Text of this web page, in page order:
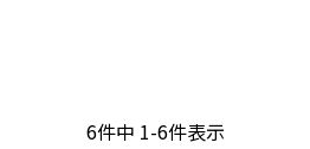
6件中 1-6件表示